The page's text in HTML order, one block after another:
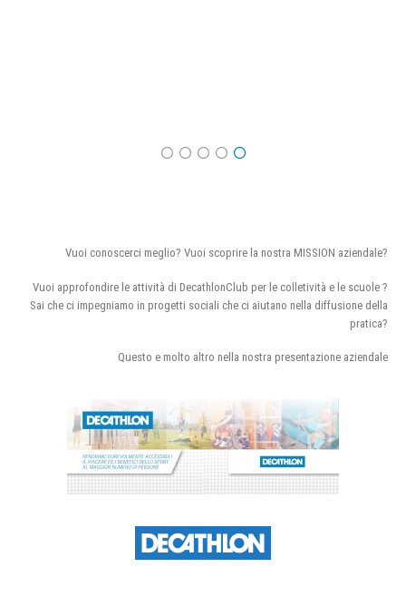
Vuoi conoscerci meglio? Vuoi scoprire la nostra MISSION aziendale?
Vuoi approfondire le attività di DecathlonClub per le colletività e le scuole ?
Sai che ci impegniamo in progetti sociali che ci aiutano nella diffusione della
pratica?
Questo e molto altro nella nostra presentazione aziendale